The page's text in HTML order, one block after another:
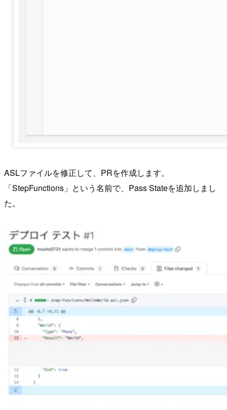
ASLファイルを修正して、PRを作成します。
「StepFunctions」という名前で、Pass Stateを追加しまし
た。